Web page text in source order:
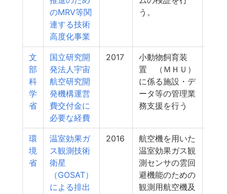
のMRV等関
連する技術
高度化事業
う。
文
部
科
学
省
国立研究開
発法人宇宙
航空研究開
発機構運営
費交付金に
必要な経費
2017
小動物飼育装
置 （ＭＨＵ）
に係る施設・デ
ータ等の管理業
務支援を行う
環
境
省
温室効果ガ
ス観測技術
衛星
（GOSAT）
による排出
2016
航空機を用いた
温室効果ガス観
測センサの雲回
避機能のための
観測用航空機及